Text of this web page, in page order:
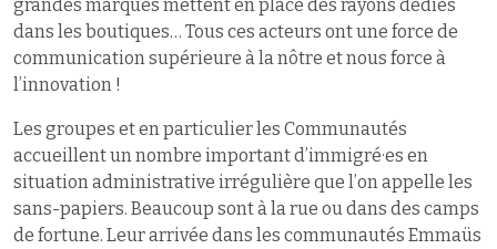
grandes marques mettent en place des rayons dédiés
dans les boutiques… Tous ces acteurs ont une force de
communication supérieure à la nôtre et nous force à
l’innovation !
Les groupes et en particulier les Communautés
accueillent un nombre important d’immigré·es en
situation administrative irrégulière que l’on appelle les
sans-papiers. Beaucoup sont à la rue ou dans des camps
de fortune. Leur arrivée dans les communautés Emmaüs